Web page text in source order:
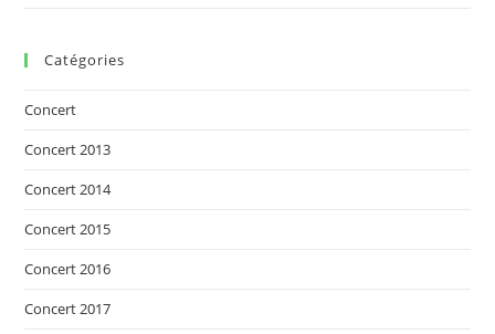
Catégories
Concert
Concert 2013
Concert 2014
Concert 2015
Concert 2016
Concert 2017